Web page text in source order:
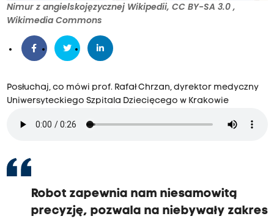
Nimur z angielskojęzycznej Wikipedii, CC BY-SA 3.0,
Wikimedia Commons
Posłuchaj, co mówi prof. Rafał Chrzan, dyrektor medyczny
Uniwersyteckiego Szpitala Dziecięcego w Krakowie
Robot zapewnia nam niesamowitą
precyzję, pozwala na niebywały zakres